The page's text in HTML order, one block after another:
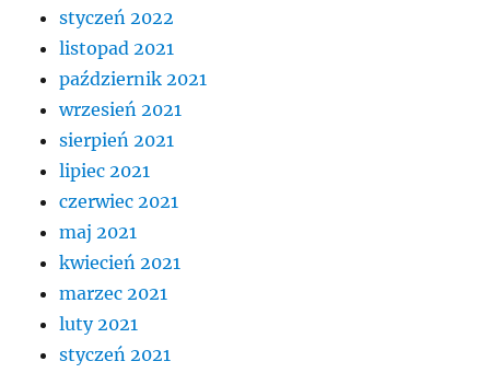
styczeń 2022
listopad 2021
październik 2021
wrzesień 2021
sierpień 2021
lipiec 2021
czerwiec 2021
maj 2021
kwiecień 2021
marzec 2021
luty 2021
styczeń 2021